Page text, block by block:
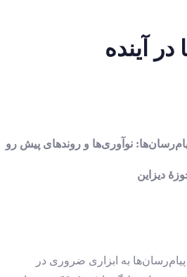
در آینده
نوآوری‌ها و روندهای پیش رو
دیزاین
به ابزاری ضروری در